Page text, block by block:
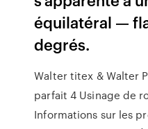
équilatéral —
degrés.
Walter titex & Walter
parfait 4 Usinage de
Informations sur les